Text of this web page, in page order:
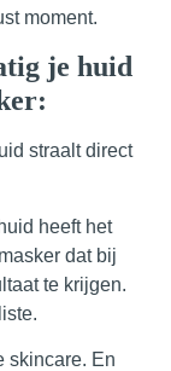
moment.
je huid
straalt direct
heeft het
dat bij
te krijgen.
skincare. En